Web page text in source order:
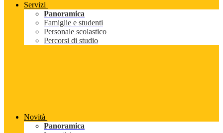
Servizi
Panoramica
Famiglie e studenti
Personale scolastico
Percorsi di studio
Novità
Panoramica